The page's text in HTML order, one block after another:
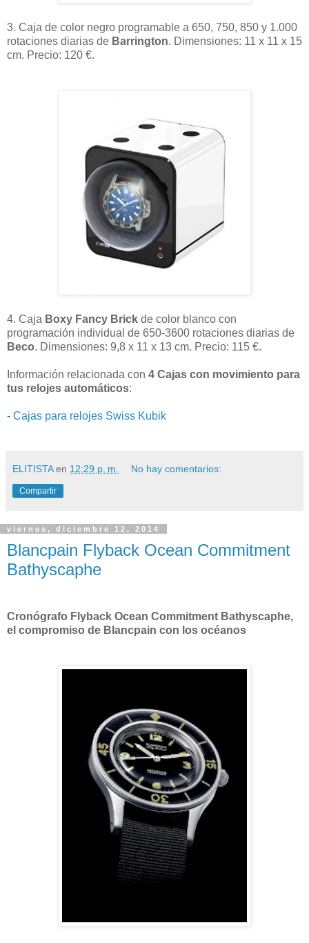
3. Caja de color negro programable a 650, 750, 850 y 1.000
rotaciones diarias de Barrington. Dimensiones: 11 x 11 x 15
cm. Precio: 120 €.
4. Caja Boxy Fancy Brick de color blanco con
programación individual de 650-3600 rotaciones diarias de
Beco. Dimensiones: 9,8 x 11 x 13 cm. Precio: 115 €.
Información relacionada con 4 Cajas con movimiento para
tus relojes automáticos:
- Cajas para relojes Swiss Kubik
ELITISTA en 12:29 p. m. No hay comentarios:
Compartir
viernes, diciembre 12, 2014
Blancpain Flyback Ocean Commitment
Bathyscaphe
Cronógrafo Flyback Ocean Commitment Bathyscaphe,
el compromiso de Blancpain con los océanos